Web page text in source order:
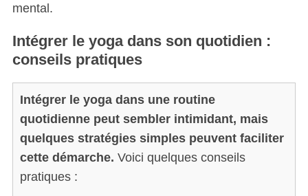
mental.
Intégrer le yoga dans son quotidien :
conseils pratiques
Intégrer le yoga dans une routine
quotidienne peut sembler intimidant, mais
quelques stratégies simples peuvent faciliter
cette démarche. Voici quelques conseils
pratiques :
a
c
h
r
: